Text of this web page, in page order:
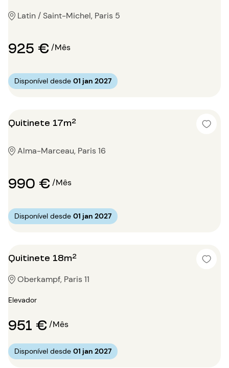
Latin / Saint-Michel, Paris 5
925 €/Mês
Disponível desde 01 jan 2027
Quitinete 17m²
Alma-Marceau, Paris 16
990 €/Mês
Disponível desde 01 jan 2027
Quitinete 18m²
Oberkampf, Paris 11
Elevador
951 €/Mês
Disponível desde 01 jan 2027